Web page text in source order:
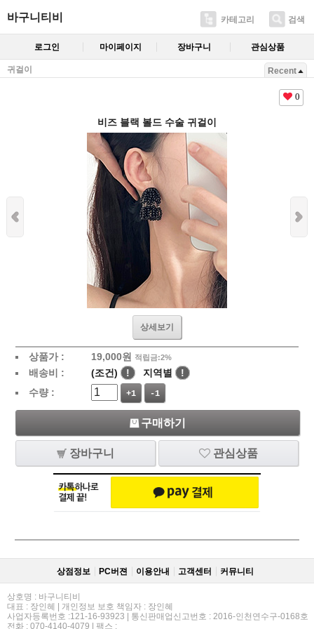
바구니티비 카테고리 검색
로그인 마이페이지 장바구니 관심상품
귀걸이 Recent
0
비즈 블랙 볼드 수술 귀걸이
상세보기
상품가 : 19,000원 적립금:2%
배송비 : (조건) ! 지역별
!
수량 :
+1 -1
구매하기
장바구니 관심상품
상점정보 PC버젼 이용안내 고객센터 커뮤니티
상호명 : 바구니티비
대표 : 장인혜 | 개인정보 보호 책임자 : 장인혜
사업자등록번호 :121-16-93923 | 통신판매업신고번호 : 2016-인천연수구-0168호
전화 : 070-4140-4079 | 팩스 :